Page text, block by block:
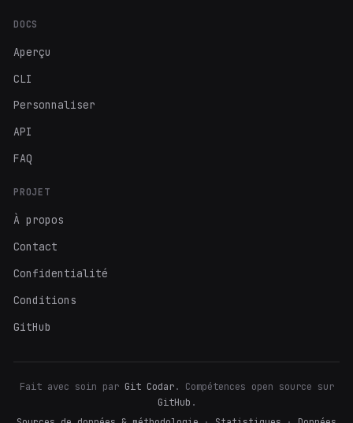
DOCS
Aperçu
CLI
Personnaliser
API
FAQ
PROJET
À propos
Contact
Confidentialité
Conditions
GitHub
Fait avec soin par Git Codar. Compétences open source sur
GitHub .